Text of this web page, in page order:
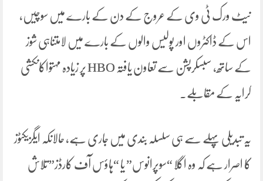
نیٹ ورک ٹی وی کے عروج کے دن کے بارے میں سوچیں،
اس کے ڈاکٹروں اور پولیس والوں کے بارے میں لامتناہی شوز
کے ساتھ، سبسکرپشن سے تعاون یافتہ HBO پر زیادہ مہتواکانکشی
کرایہ کے مقابلے۔
یہ تبدیلی پہلے سے ہی سلسلہ بندی میں جاری ہے، حالانکہ ایگزیکٹوز
کا اصرار ہے کہ وہ اگلا “سوپرانوس” یا “ہاؤس آف کارڈز” تلاش